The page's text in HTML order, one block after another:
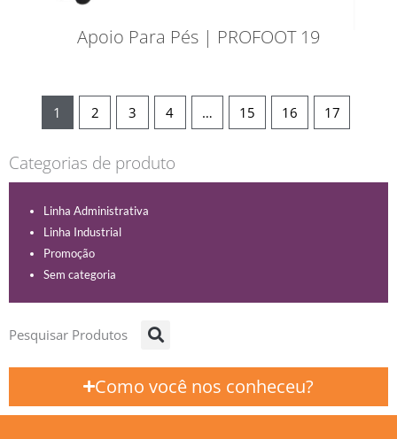
Apoio Para Pés | PROFOOT 19
1 2 3 4 … 15 16 17
Categorias de produto
Linha Administrativa
Linha Industrial
Promoção
Sem categoria
Pesquisar Produtos
Como você nos conheceu?